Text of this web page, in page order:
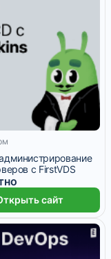
с FirstVDS
сайт